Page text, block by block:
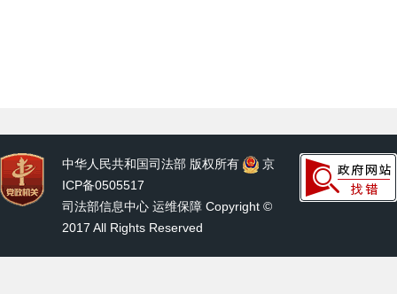
中华人民共和国司法部 版权所有
京
ICP备0505517
司法部信息中心 运维保障 Copyright ©
2017 All Rights Reserved